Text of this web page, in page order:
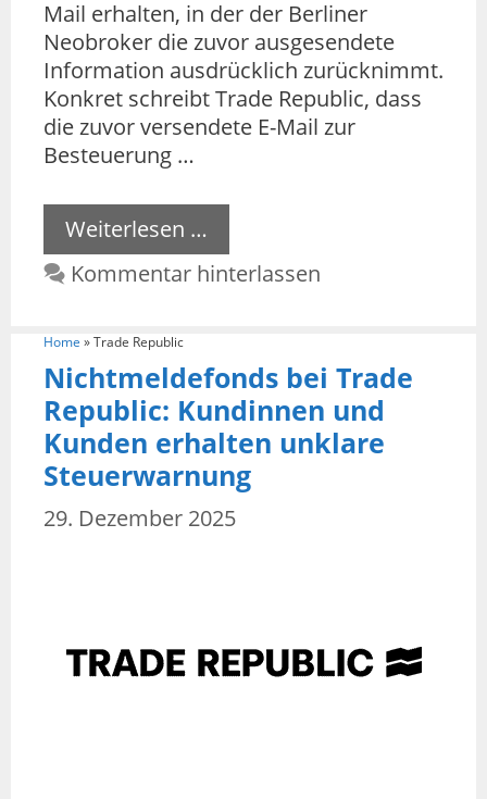
Mail erhalten, in der der Berliner
Neobroker die zuvor ausgesendete
Information ausdrücklich zurücknimmt.
Konkret schreibt Trade Republic, dass
die zuvor versendete E-Mail zur
Besteuerung …
Weiterlesen …
Kommentar hinterlassen
Home »Trade Republic
Nichtmeldefonds bei Trade
Republic: Kundinnen und
Kunden erhalten unklare
Steuerwarnung
29. Dezember 2025